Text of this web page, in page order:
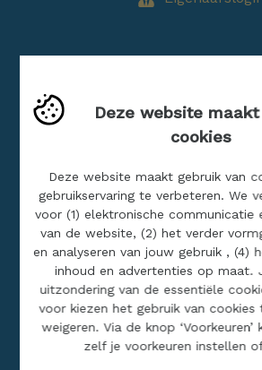
SITEMAP
Home
Ons aanbod
Over ons
Buitenland
Jobs
Realisaties
Deze website
cookies
Deze website maakt gebruik van
gebruikservaring te verbeteren. We
voor (1) elektronische communicatie
van de website, (2) het verder
en analyseren van jouw gebruik , (4)
inhoud en advertenties op maat.
uitzondering van de essentiële
voor kiezen het gebruik van cookies
weigeren. Via de knop
zelf je voorkeuren instellen